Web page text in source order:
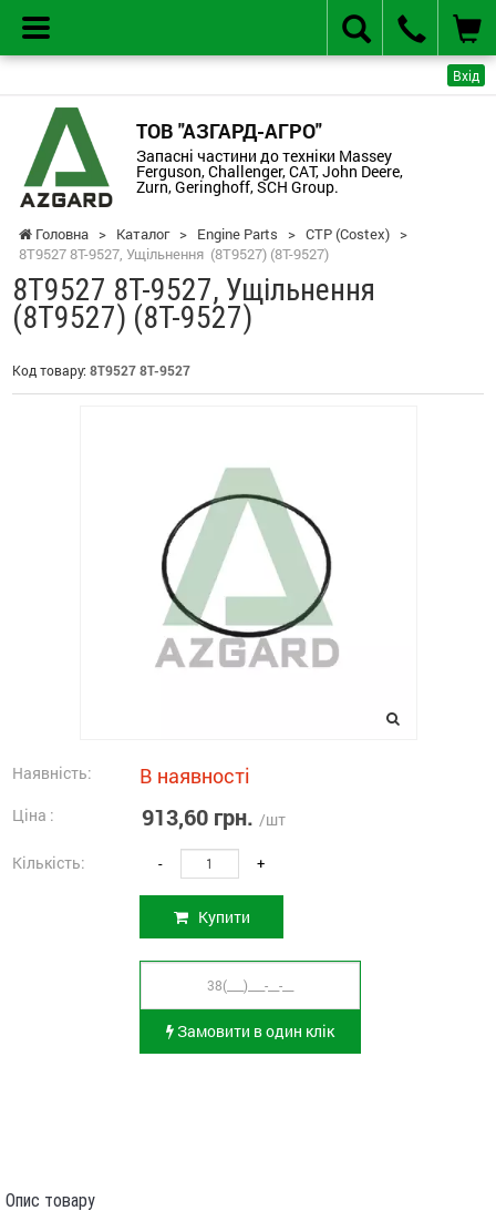
Вхід
ТОВ "АЗГАРД-АГРО"
Запасні частини до техніки Massey
Ferguson, Challenger, CAT, John Deere,
Zurn, Geringhoff, SCH Group.
Головна > Каталог > Engine Parts > CTP (Costex) >
8T9527 8T-9527, Ущільнення (8T9527) (8T-9527)
8T9527 8T-9527, Ущільнення
(8T9527) (8T-9527)
Код товару: 8T9527 8T-9527
Наявність: В наявності
Ціна : 913,60 грн. /шт
Кількість: - +
Купити
Замовити в один клік
Опис товару